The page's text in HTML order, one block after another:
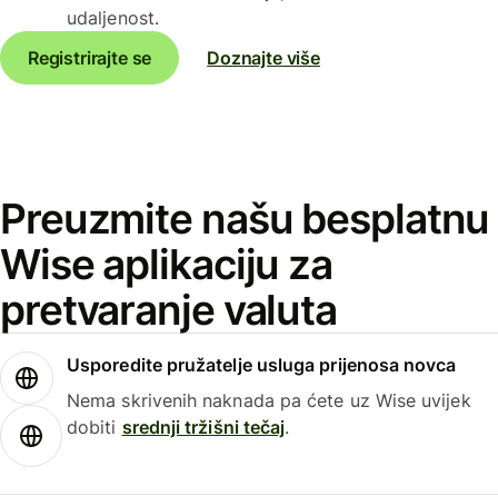
udaljenost.
Registrirajte se
Doznajte više
Preuzmite našu besplatnu
Wise aplikaciju za
pretvaranje valuta
Usporedite pružatelje usluga prijenosa novca
Nema skrivenih naknada pa ćete uz Wise uvijek
dobiti srednji tržišni tečaj.